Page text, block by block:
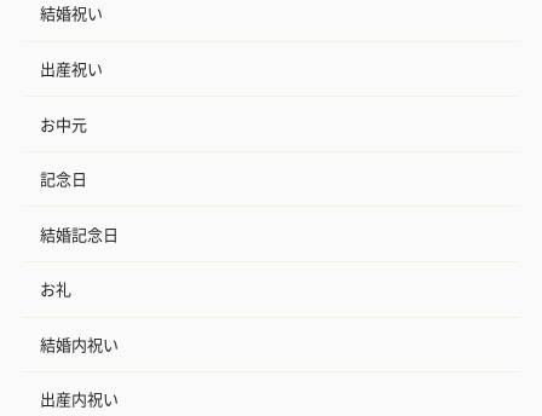
結婚祝い
出産祝い
お中元
記念日
結婚記念日
お礼
結婚内祝い
出産内祝い